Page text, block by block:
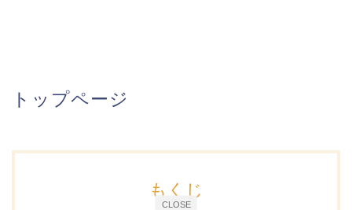
トップページ
CLOSE
もくじ